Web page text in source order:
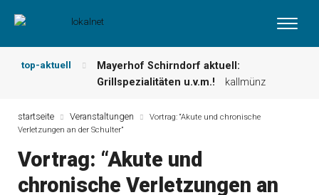
top-aktuell
Mayerhof Schirndorf aktuell:
Grillspezialitäten u.v.m.!
kallmünz
und mehr … burglengenfeld
Der „deutsche Michel“ muss nun
zahlen!
leserbriefe
Maxhütter Fischladen: Unser aktuelles
startseite Veranstaltungen
Vortrag: “Akute und chronische
Verletzungen an der Schulter”
Vortrag: “Akute und
chronische Verletzungen an